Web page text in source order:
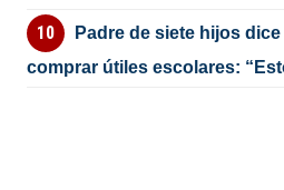
Padre de siete hijos
comprar útiles escolares: